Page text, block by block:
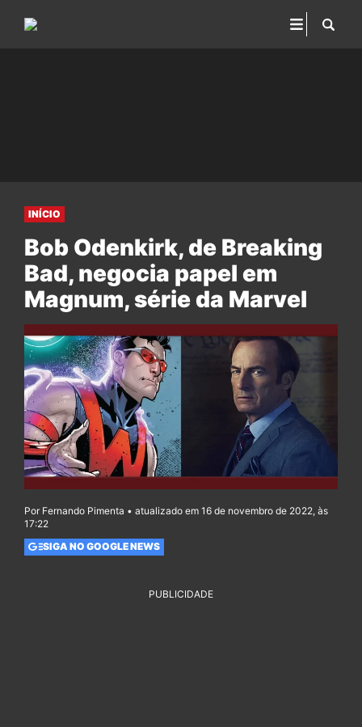
INÍCIO
Bob Odenkirk, de Breaking
Bad, negocia papel em
Magnum, série da Marvel
Por Fernando Pimenta • atualizado em 16 de novembro de 2022, às
17:22
SIGA NO GOOGLE NEWS
PUBLICIDADE